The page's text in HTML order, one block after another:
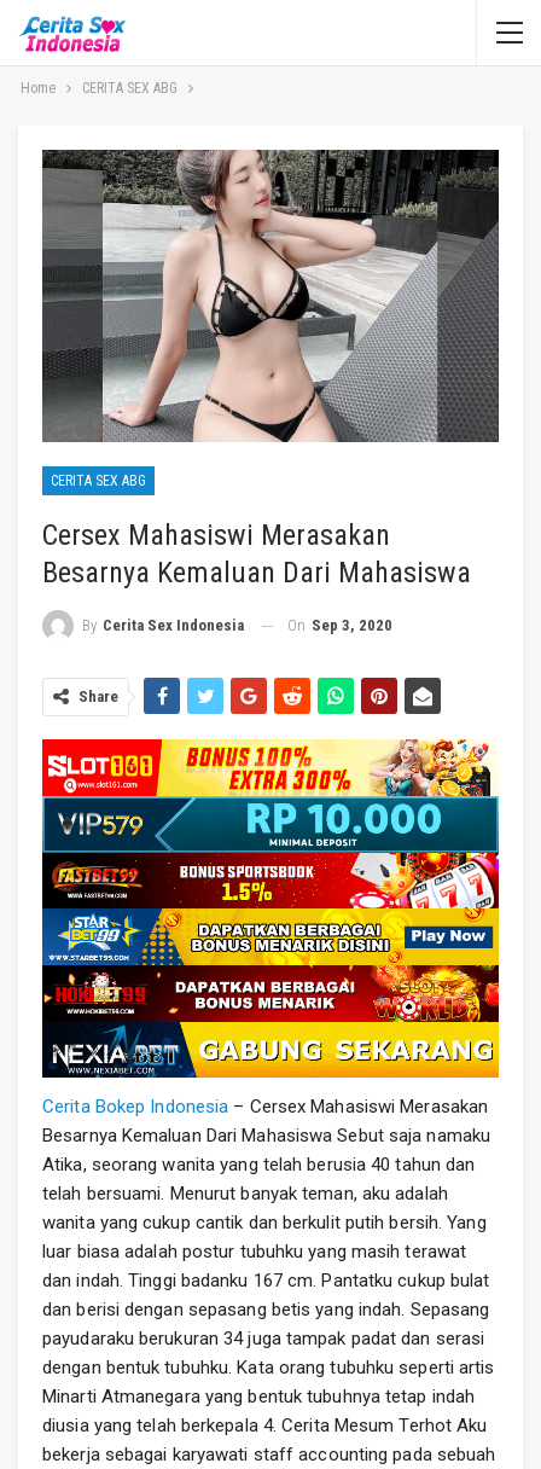
Home CERITA SEX ABG
CERITA SEX ABG
Cersex Mahasiswi Merasakan
Besarnya Kemaluan Dari Mahasiswa
By Cerita Sex Indonesia On Sep 3, 2020
Share
Cerita Bokep Indonesia – Cersex Mahasiswi Merasakan
Besarnya Kemaluan Dari Mahasiswa Sebut saja namaku
Atika, seorang wanita yang telah berusia 40 tahun dan
telah bersuami. Menurut banyak teman, aku adalah
wanita yang cukup cantik dan berkulit putih bersih. Yang
luar biasa adalah postur tubuhku yang masih terawat
dan indah. Tinggi badanku 167 cm. Pantatku cukup bulat
dan berisi dengan sepasang betis yang indah. Sepasang
payudaraku berukuran 34 juga tampak padat dan serasi
dengan bentuk tubuhku. Kata orang tubuhku seperti artis
Minarti Atmanegara yang bentuk tubuhnya tetap indah
diusia yang telah berkepala 4. Cerita Mesum Terhot Aku
bekerja sebagai karyawati staff accounting pada sebuah